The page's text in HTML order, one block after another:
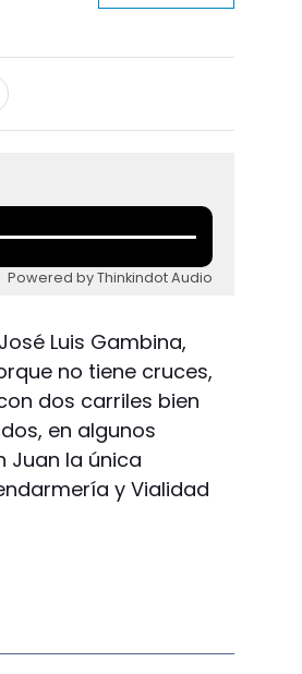
Powered by Thinkindot Audio
Luis Gambina,
no tiene cruces,
dos carriles bien
en algunos
Juan la única
y Vialidad